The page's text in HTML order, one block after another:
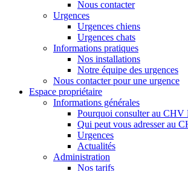
Nous contacter
Urgences
Urgences chiens
Urgences chats
Informations pratiques
Nos installations
Notre équipe des urgences
Nous contacter pour une urgence
Espace propriétaire
Informations générales
Pourquoi consulter au CHV
Qui peut vous adresser au
Urgences
Actualités
Administration
Nos tarifs